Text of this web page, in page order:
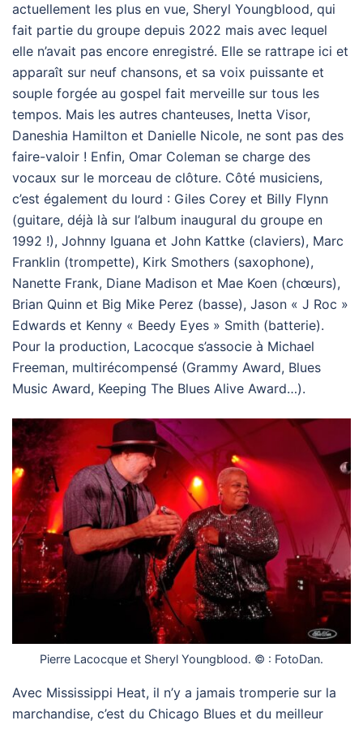
actuellement les plus en vue, Sheryl Youngblood, qui
fait partie du groupe depuis 2022 mais avec lequel
elle n’avait pas encore enregistré. Elle se rattrape ici et
apparaît sur neuf chansons, et sa voix puissante et
souple forgée au gospel fait merveille sur tous les
tempos. Mais les autres chanteuses, Inetta Visor,
Daneshia Hamilton et Danielle Nicole, ne sont pas des
faire-valoir ! Enfin, Omar Coleman se charge des
vocaux sur le morceau de clôture. Côté musiciens,
c’est également du lourd : Giles Corey et Billy Flynn
(guitare, déjà là sur l’album inaugural du groupe en
1992 !), Johnny Iguana et John Kattke (claviers), Marc
Franklin (trompette), Kirk Smothers (saxophone),
Nanette Frank, Diane Madison et Mae Koen (chœurs),
Brian Quinn et Big Mike Perez (basse), Jason « J Roc »
Edwards et Kenny « Beedy Eyes » Smith (batterie).
Pour la production, Lacocque s’associe à Michael
Freeman, multirécompensé (Grammy Award, Blues
Music Award, Keeping The Blues Alive Award…).
Pierre Lacocque et Sheryl Youngblood. © : FotoDan.
Avec Mississippi Heat, il n’y a jamais tromperie sur la
marchandise, c’est du Chicago Blues et du meilleur